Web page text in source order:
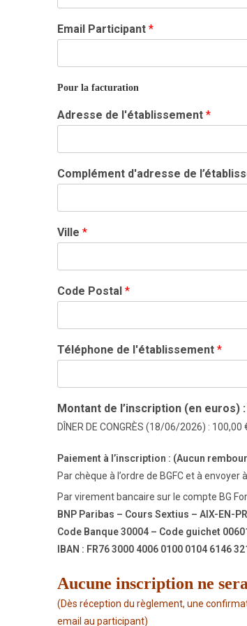
T
é
é
h
n
l
é
o
n
p
a
g
Email Participant *
Pour la facturation
Adresse de l'établissement *
Complément d'adresse de
Ville *
Code Postal *
Téléphone de l'établissement *
Montant de l’inscription (en euros) :
DÎNER DE CONGRÈS (18/06/2026) : 100,00
Paiement à l’inscription : (Aucun
Par chèque à l’ordre de BGFC et à envoyer
Par virement bancaire sur le compte BG
BNP Paribas – Cours Sextius – AIX-EN-
Code Banque 30004 – Code guichet
IBAN : FR76 3000 4006 0100 0104 6146
Aucune inscription ne
(Dès réception du règlement, une
email au participant)